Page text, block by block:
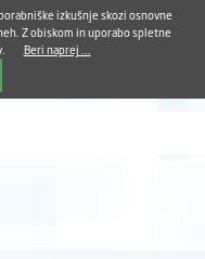
Iskalnik
izkušnje skozi osnovne
Z obiskom in uporabo spletne
Beri naprej ...